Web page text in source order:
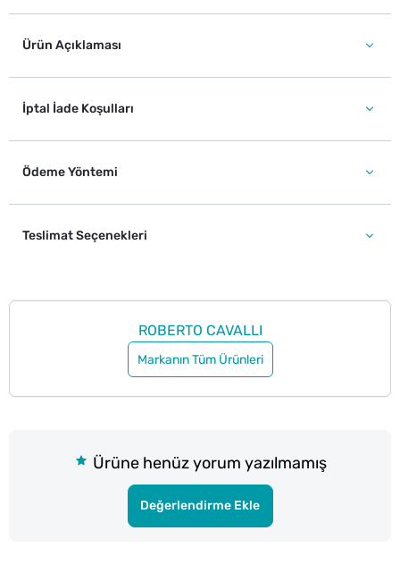
Ürün Açıklaması
İptal İade Koşulları
Ödeme Yöntemi
Teslimat Seçenekleri
ROBERTO CAVALLI
Markanın Tüm Ürünleri
Ürüne henüz yorum yazılmamış
Değerlendirme Ekle